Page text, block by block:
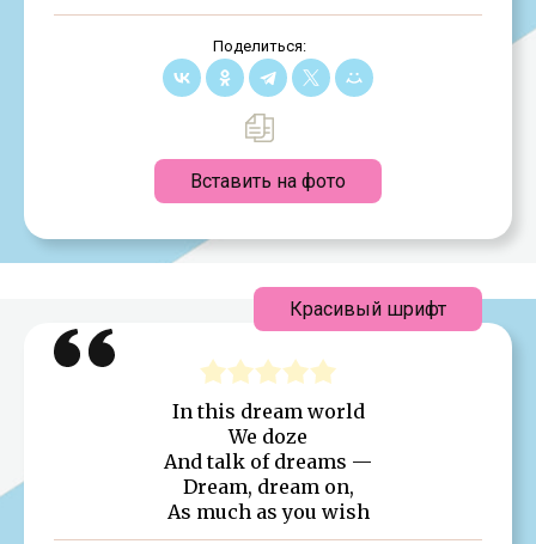
Поделиться:
Вставить на фото
In this dream world
We doze
And talk of dreams —
Dream, dream on,
As much as you wish
Красивый шрифт